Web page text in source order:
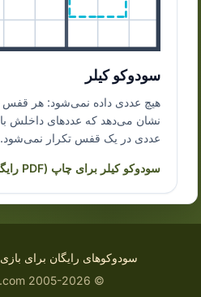
سودوکو کیلر
هیچ عددی داده نمی‌شود: هر
نشان می‌دهد که عددهای داخلش
عددی در یک قفس تکرار نمی‌شود.
سودوکو کیلر برای چاپ (PDF رایگان)
سودوکوهای رایگان برای بازی
© 2005-2026 PrintSudoku.com